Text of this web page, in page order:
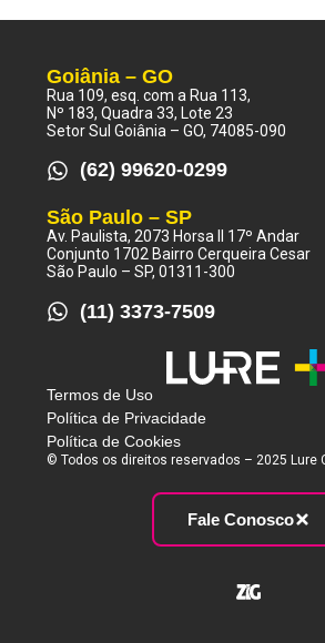
Termos de Uso
Política de Privacidade
Política de Cookies
© Todos os direitos reservados – 2025 Lure
Goiânia – GO
Rua 109, esq. com a Rua 113,
Nº 183, Quadra 33, Lote 23
Setor Sul Goiânia – GO, 74085-090
(62) 99620-0299
São Paulo – SP
Av. Paulista, 2073 Horsa II 17º Andar
Conjunto 1702 Bairro Cerqueira Cesar
São Paulo – SP, 01311-300
(11) 3373-7509
Fale Conosco